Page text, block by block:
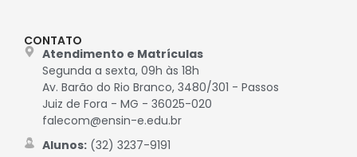
CONTATO
Atendimento e Matrículas
Segunda a sexta, 09h às 18h
Av. Barão do Rio Branco, 3480/301 - Passos
Juiz de Fora - MG - 36025-020
falecom@ensin-e.edu.br
Alunos:(32) 3237-9191